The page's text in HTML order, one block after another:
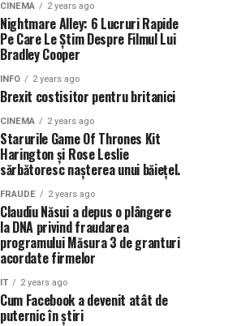
CINEMA 2 years ago
Nightmare Alley: 6 Lucruri Rapide
Pe Care Le Știm Despre Filmul Lui
Bradley Cooper
INFO 2 years ago
Brexit costisitor pentru britanici
CINEMA 2 years ago
Starurile Game Of Thrones Kit
Harington și Rose Leslie
sărbătoresc nașterea unui băiețel.
FRAUDE 2 years ago
Claudiu Năsui a depus o plângere
la DNA privind fraudarea
programului Măsura 3 de granturi
acordate firmelor
IT 2 years ago
Cum Facebook a devenit atât de
puternic în știri